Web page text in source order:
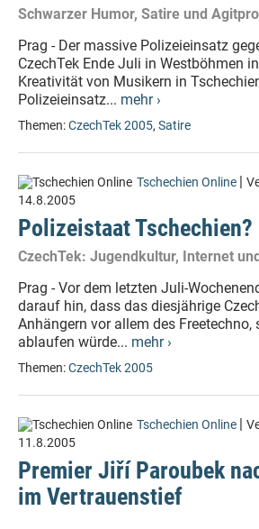
Schwarzer Humor, Satire und
Prag - Der massive Polizeieinsatz
CzechTek Ende Juli in Westböhmen
Kreativität von Musikern in
Polizeieinsatz... mehr ›
Themen:CzechTek 2005, Satire
Tschechien Online |
14.8.2005
Polizeistaat Tschechien?
CzechTek: Jugendkultur, Internet
Prag - Vor dem letzten Juli-
darauf hin, dass das diesjährige
Anhängern vor allem des Freetechno,
ablaufen würde... mehr ›
Themen:CzechTek 2005
Tschechien Online |
11.8.2005
Premier Jiří Paroubek
im Vertrauenstief